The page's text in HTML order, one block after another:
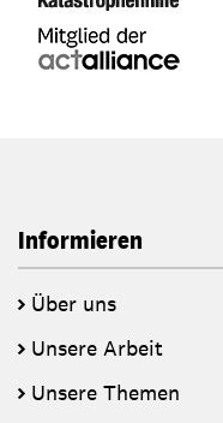
Informieren
Über uns
Unsere Arbeit
Unsere Themen